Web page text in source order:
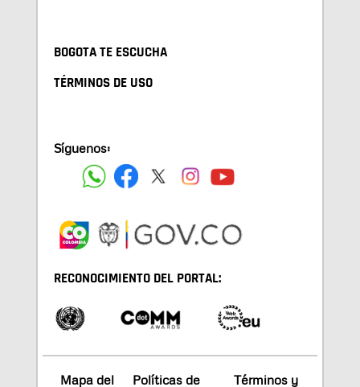
BOGOTA TE ESCUCHA
TÉRMINOS DE USO
Síguenos:
RECONOCIMIENTO DEL PORTAL:
Mapa del
Políticas de
Términos y